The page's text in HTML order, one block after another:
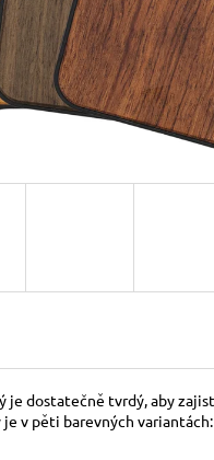
je dostatečně tvrdý, aby
v pěti barevných